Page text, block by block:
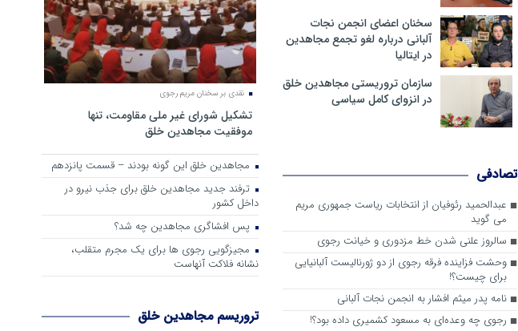
سخنان اعضای انجمن نجات
آلبانی درباره لغو تجمع مجاهدین
در ایتالیا
سازمان تروریستی مجاهدین خلق
در انزوای کامل سیاسی
تصادفی
عبدالحمید رئوفیان از انتخابات ریاست جمهوری مریم
می گوید
سالروز علنی شدن خط مزدوری و خیانت رجوی
وحشت فزاینده فرقه رجوی از دو ژورنالیست آلبانیایی
برای چیست؟!
نامه پدر میثم افشار به انجمن نجات آلبانی
رجوی چه وعده‌ای به مسعود کشمیری داده بود؟!
نقدی بر سخنان مریم رجوی
تشکیل شورای غیر ملی مقاومت، تنها
موفقیت مجاهدین خلق
مجاهدین خلق این گونه بودند – قسمت پانزدهم
ترفند جدید مجاهدین خلق برای جذب نیرو در
داخل کشور
پس افشاگری مجاهدین چه شد؟
مجیزگویی رجوی ها برای یک مجرم متقلب،
نشانه فلاکت آنهاست
تروریسم مجاهدین خلق